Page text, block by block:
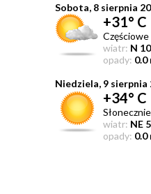
Sobota, 8 sierpnia
+31° C
wiatr: N
opady: 0.0
Niedziela, 9 sierpnia
+34° C
Słonecznie
wiatr: NE
opady: 0.0